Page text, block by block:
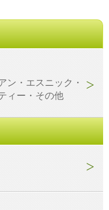
ン・エスニック・
ィー・その他